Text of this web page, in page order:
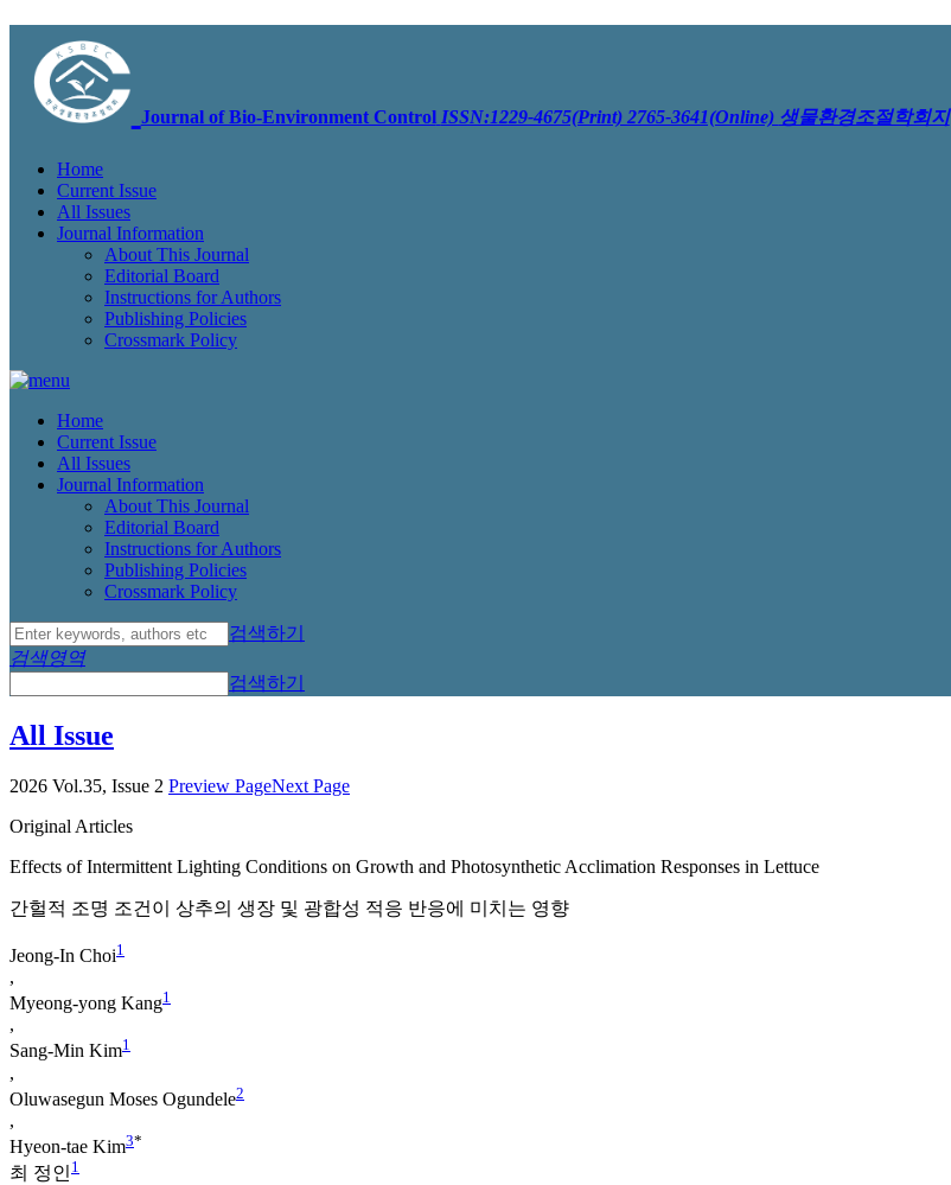
Journal of Bio-Environment Control ISSN:1229-4675(Print) 2765-3641(Online) 생물환경조절학회지
Home
Current Issue
All Issues
Journal Information
About This Journal
Editorial Board
Instructions for Authors
Publishing Policies
Crossmark Policy
Home
Current Issue
All Issues
Journal Information
About This Journal
Editorial Board
Instructions for Authors
Publishing Policies
Crossmark Policy
검색하기
검색영역
검색하기
All Issue
2026 Vol.35, Issue 2 Preview PageNext Page
Original Articles
Effects of Intermittent Lighting Conditions on Growth and Photosynthetic Acclimation Responses in Lettuce
간헐적 조명 조건이 상추의 생장 및 광합성 적응 반응에 미치는 영향
Jeong-In Choi1
,
Myeong-yong Kang1
,
Sang-Min Kim1
,
Oluwasegun Moses Ogundele2
,
Hyeon-tae Kim3*
최 정인 1